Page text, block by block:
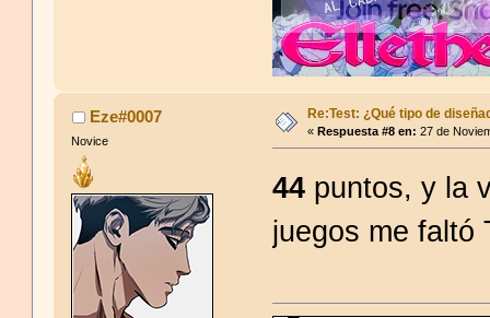
Eze#0007
Novice
Re:Test: ¿Qué tipo de
«Respuesta #8 en: 27 de
44 puntos, y la
juegos me faltó